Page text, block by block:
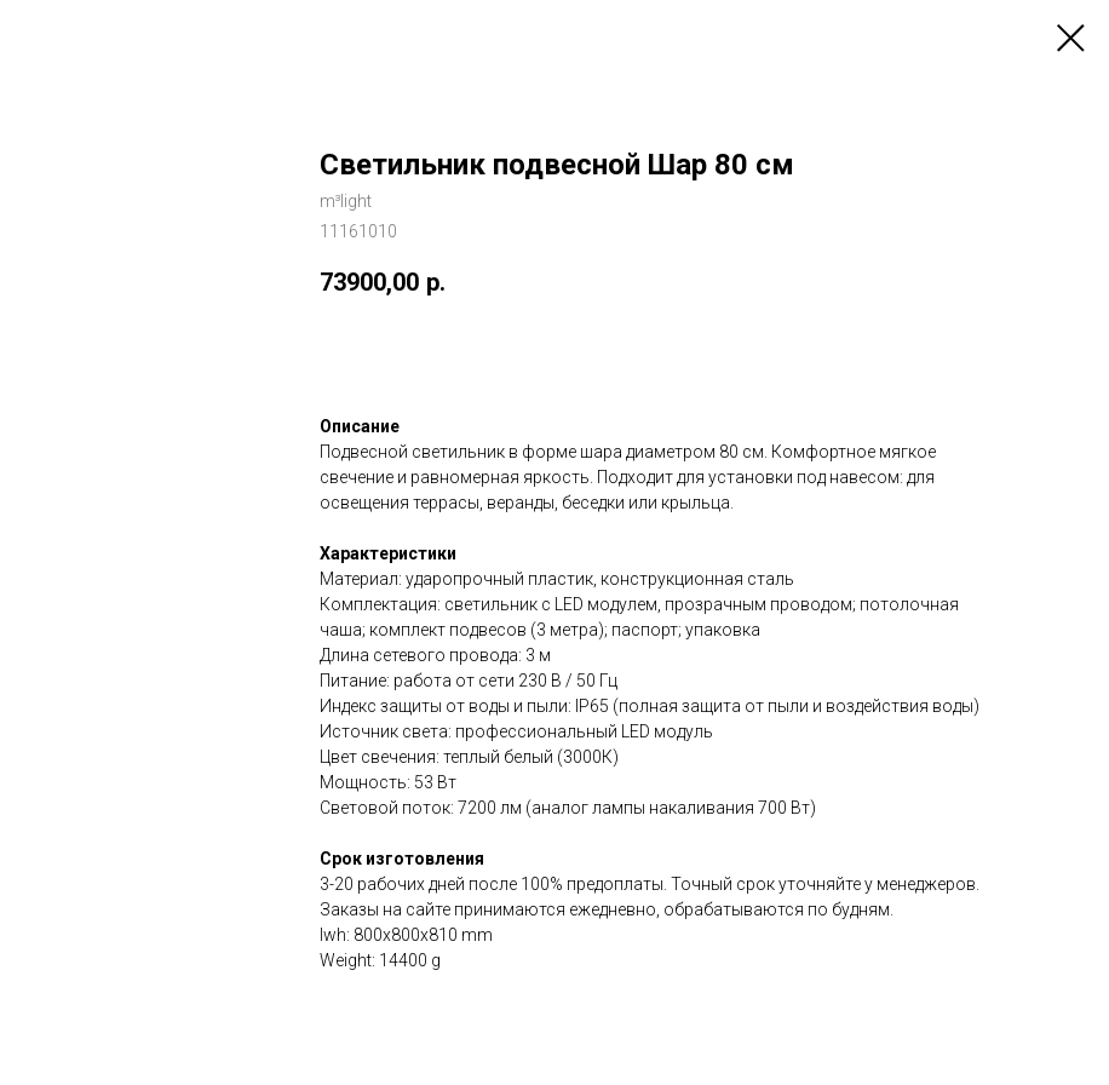
Светильник подвесной Шар 80 см
m³light
11161010
73900,00 р.
Описание
Подвесной светильник в форме шара диаметром 80 см. Комфортное мягкое
свечение и равномерная яркость. Подходит для установки под навесом: для
освещения террасы, веранды, беседки или крыльца.
Характеристики
Материал: ударопрочный пластик, конструкционная сталь
Комплектация: светильник с LED модулем, прозрачным проводом; потолочная
чаша; комплект подвесов (3 метра); паспорт; упаковка
Длина сетевого провода: 3 м
Питание: работа от сети 230 В / 50 Гц
Индекс защиты от воды и пыли: IP65 (полная защита от пыли и воздействия воды)
Источник света: профессиональный LED модуль
Цвет свечения: теплый белый (3000К)
Мощность: 53 Вт
Световой поток: 7200 лм (аналог лампы накаливания 700 Вт)
Срок изготовления
3-20 рабочих дней после 100% предоплаты. Точный срок уточняйте у менеджеров.
Заказы на сайте принимаются ежедневно, обрабатываются по будням.
lwh: 800x800x810 mm
Weight: 14400 g